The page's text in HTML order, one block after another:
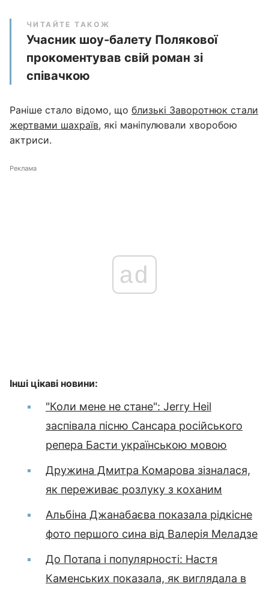
ЧИТАЙТЕ ТАКОЖ
Учасник шоу-балету Полякової
прокоментував свій роман зі
співачкою
Раніше стало відомо, що близькі Заворотнюк стали
жертвами шахраїв, які маніпулювали хворобою
актриси.
Реклама
ad
Інші цікаві новини:
"Коли мене не стане": Jerry Heil
заспівала пісню Сансара російського
репера Басти українською мовою
Дружина Дмитра Комарова зізналася,
як переживає розлуку з коханим
Альбіна Джанабаєва показала рідкісне
фото першого сина від Валерія Меладзе
До Потапа і популярності: Настя
Каменських показала, як виглядала в